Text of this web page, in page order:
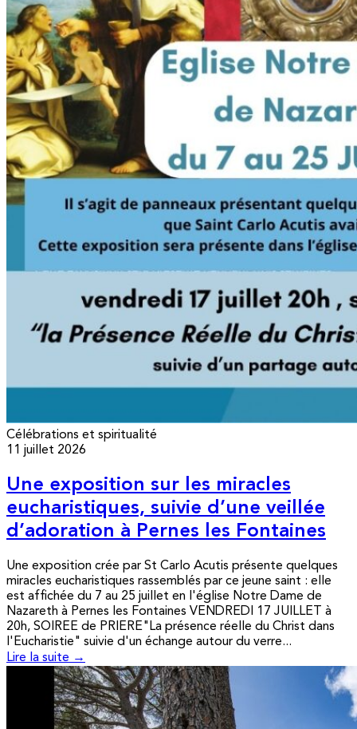
Célébrations et spiritualité
11 juillet 2026
Une exposition sur les miracles
eucharistiques, suivie d’une veillée
d’adoration à Pernes les Fontaines
Une exposition crée par St Carlo Acutis présente quelques
miracles eucharistiques rassemblés par ce jeune saint : elle
est affichée du 7 au 25 juillet en l'église Notre Dame de
Nazareth à Pernes les Fontaines VENDREDI 17 JUILLET à
20h, SOIREE de PRIERE"La présence réelle du Christ dans
l'Eucharistie" suivie d'un échange autour du verre...
Lire la suite →